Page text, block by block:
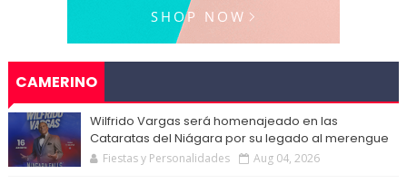
CAMERINO
Wilfrido Vargas será homenajeado en las
Cataratas del Niágara por su legado al merengue
Fiestas y Personalidades Aug 04, 2026